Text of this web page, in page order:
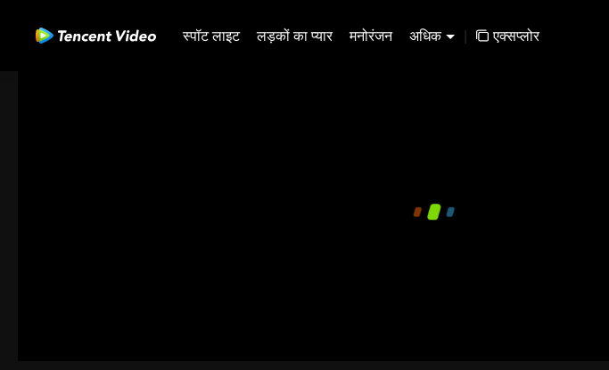
स्पॉट लाइट लड़कों का प्यार मनोरंजन अधिक | एक्सप्लोर